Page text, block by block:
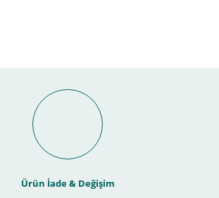
Schneider Electric
Kullanılır ?
Ürün İade & Değişim